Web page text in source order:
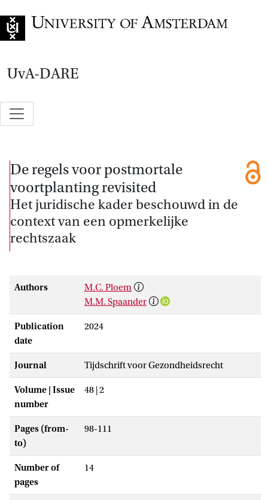
UvA-DARE
De regels voor postmortale
voortplanting ­revisited
Het juridische kader beschouwd in de
context van een opmerkelijke
rechtszaak
Authors
M.C. Ploem
M.M. Spaander
Publication
date
2024
Journal Tijdschrift voor Gezondheidsrecht
Volume | Issue
number
48 | 2
Pages (from-
to)
98-111
Number of
pages
14